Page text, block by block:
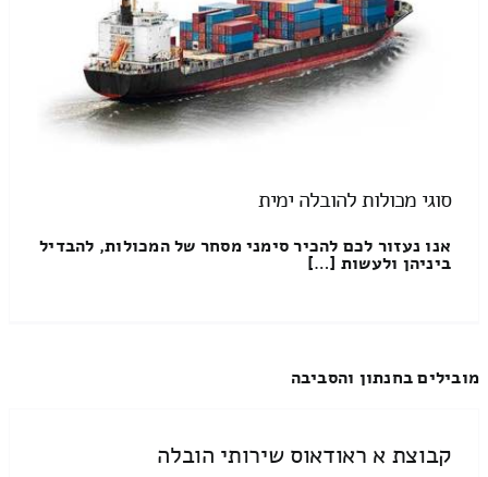
סוגי מכולות להובלה ימית
אנו נעזור לכם להכיר סימני מסחר של המכולות, להבדיל
ביניהן ולעשות […]
מובילים בחנתון והסביבה
קבוצת א ראודאוס שירותי הובלה